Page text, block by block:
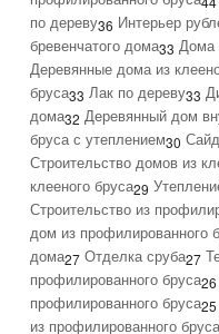
по дереву36 Интерьер
бревенчатого дома33 Дома
Деревянные дома из
бруса33 Лак по дереву33
дома32 Деревянный дом
бруса с утеплением30
Строительство домов из
клееного бруса29
Строительство из
дом из профилированного
дома27 Отделка сруба27
профилированного бруса26
профилированного бруса25
из профилированного